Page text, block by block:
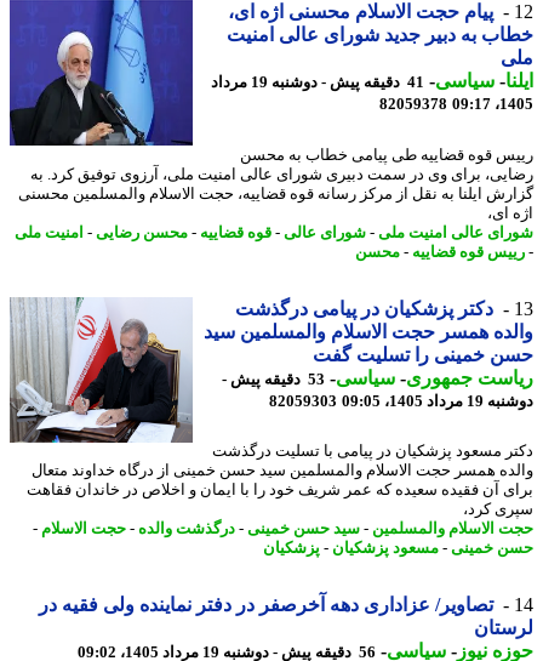
پیام حجت الاسلام محسنی اژه ای،
به دبیر جدید شورای عالی امنیت
-سیاسی-
41 دقیقه پیش - دوشنبه 19 مرداد
82059378
قوه قضاییه طی پیامی خطاب به محسن
برای وی در سمت دبیری شورای عالی امنیت ملی، آرزوی توفیق کرد. به
ایلنا به نقل از مرکز رسانه قوه قضاییه، حجت الاسلام والمسلمین محسنی
ای،
عالی امنیت ملی -شورای عالی-قوه قضاییه-محسن رضایی-امنیت ملی
قوه قضاییه-محسن
دکتر پزشکیان در پیامی درگذشت
همسر حجت الاسلام والمسلمین سید
خمینی را تسلیت گفت
جمهوری- سیاسی-
53 دقیقه پیش -
1405، 09:05
82059303
مسعود پزشکیان در پیامی با تسلیت درگذشت
همسر حجت الاسلام والمسلمین سید حسن خمینی از درگاه خداوند متعال
آن فقیده سعیده که عمر شریف خود را با ایمان و اخلاص در خاندان فقاهت
کرد،
الاسلام والمسلمین-سید حسن خمینی-درگذشت والده-حجت الاسلام-
خمینی-مسعود پزشکیان-پزشکیان
تصاویر/ عزاداری دهه آخرصفر در دفتر نماینده ولی فقیه در
نیوز-سیاسی-56 دقیقه پیش - دوشنبه 19 مرداد 1405، 09:02